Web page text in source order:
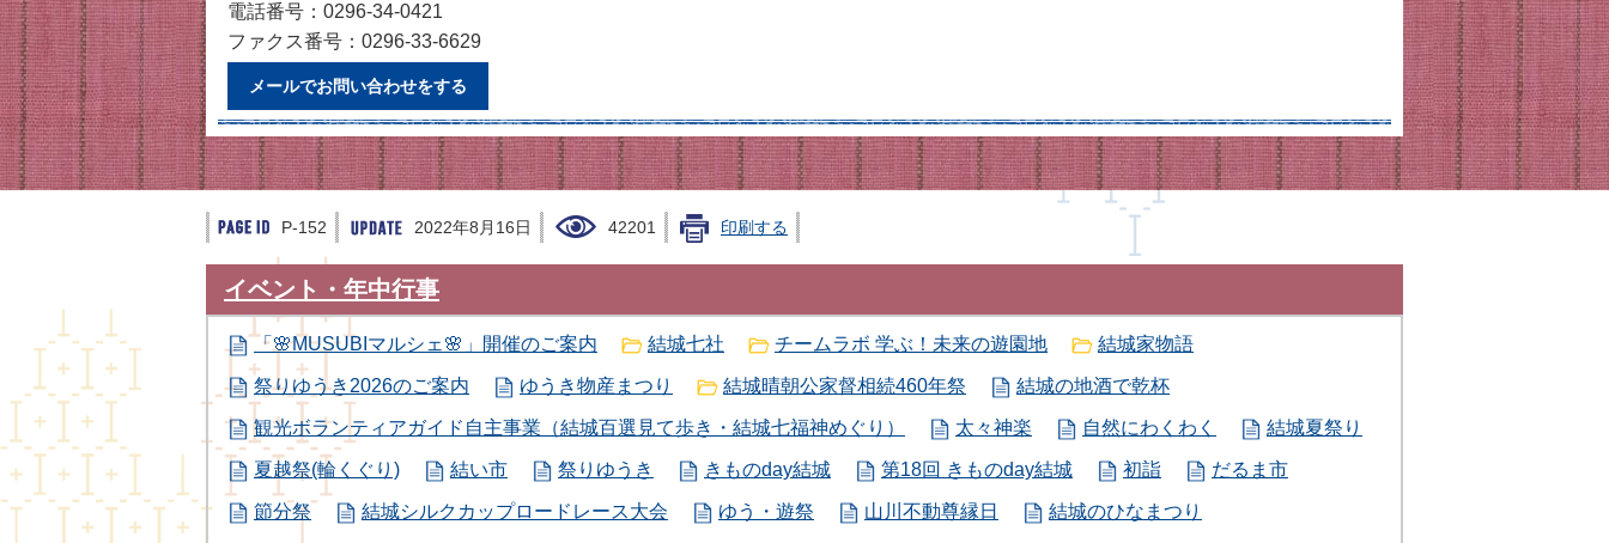
電話番号：0296-34-0421
ファクス番号：0296-33-6629
メールでお問い合わせをする
P-152 2022年8月16日 42201 印刷する
イベント・年中行事
「🌸MUSUBIマルシェ🌸」開催のご案内 結城七社 チームラボ 学ぶ！未来の遊園地 結城家物語
祭りゆうき2026のご案内 ゆうき物産まつり 結城晴朝公家督相続460年祭 結城の地酒で乾杯
観光ボランティアガイド自主事業（結城百選見て歩き・結城七福神めぐり） 太々神楽 自然にわくわく 結城夏祭り
夏越祭(輪くぐり) 結い市 祭りゆうき きものday結城 第18回 きものday結城 初詣 だるま市
節分祭 結城シルクカップロードレース大会 ゆう・遊祭 山川不動尊縁日 結城のひなまつり